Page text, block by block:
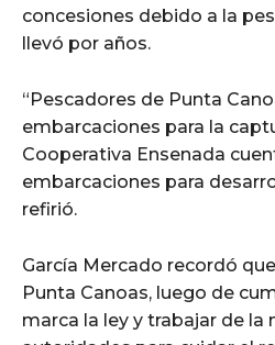
concesiones debido a la
llevó por años.
“Pescadores de Punta
embarcaciones para la
Cooperativa Ensenada
embarcaciones para
refirió.
García Mercado recordó
Punta Canoas, luego de
marca la ley y trabajar de